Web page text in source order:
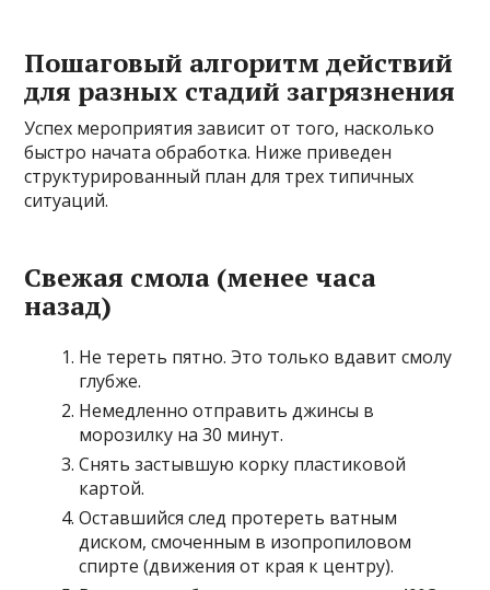
Пошаговый алгоритм действий
для разных стадий загрязнения
Успех мероприятия зависит от того, насколько
быстро начата обработка. Ниже приведен
структурированный план для трех типичных
ситуаций.
Свежая смола (менее часа
назад)
Не тереть пятно. Это только вдавит смолу
глубже.
Немедленно отправить джинсы в
морозилку на 30 минут.
Снять застывшую корку пластиковой
картой.
Оставшийся след протереть ватным
диском, смоченным в изопропиловом
спирте (движения от края к центру).